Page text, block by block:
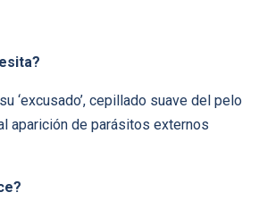
‘excusado’, cepillado suave del pelo
aparición de parásitos externos